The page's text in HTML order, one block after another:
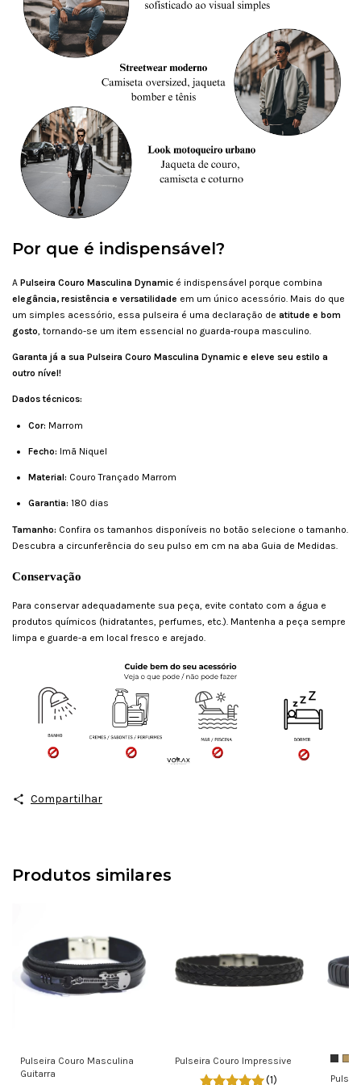
Por que é indispensável?
A Pulseira Couro Masculina Dynamic é indispensável porque combina
elegância, resistência e versatilidade em um único acessório. Mais do que
um simples acessório, essa pulseira é uma declaração de atitude e bom
gosto , tornando-se um item essencial no guarda-roupa masculino.
Garanta já a sua Pulseira Couro Masculina Dynamic e eleve seu estilo a
outro nível!
Dados técnicos:
Cor: Marrom
Fecho: Imã Niquel
Material: Couro Trançado Marrom
Garantia: 180 dias
Tamanho: Confira os tamanhos disponíveis no botão selecione o tamanho.
Descubra a circunferência do seu pulso em cm na aba Guia de Medidas.
Conservação
Para conservar adequadamente sua peça, evite contato com a água e
produtos químicos (hidratantes, perfumes, etc.). Mantenha a peça sempre
limpa e guarde-a em local fresco e arejado.
Compartilhar
Produtos similares
Pulseira Couro Masculina
Guitarra
Pulseira Couro Impressive
(1)